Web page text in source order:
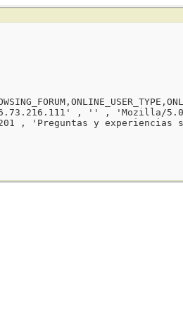
, '' , 'Mozilla/5.0
, 'Preguntas y